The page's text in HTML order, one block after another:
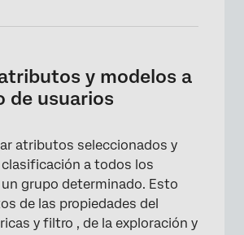
y modelos a
de usuarios
atributos seleccionados y
a todos los
grupo determinado. Esto
de las propiedades del
y filtro , de la exploración y